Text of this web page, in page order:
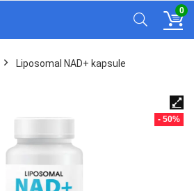
0
Liposomal NAD+ kapsule
- 50%